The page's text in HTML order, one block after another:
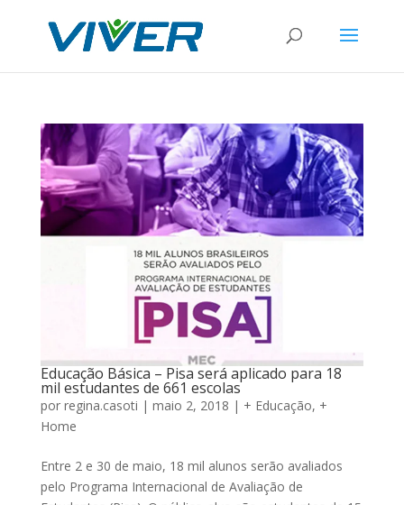
Educação Básica – Pisa será aplicado para 18
mil estudantes de 661 escolas
por regina.casoti | maio 2, 2018 | + Educação, +
Home
Entre 2 e 30 de maio, 18 mil alunos serão avaliados
pelo Programa Internacional de Avaliação de